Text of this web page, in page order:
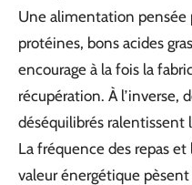
Une alimentation pensée
protéines, bons acides
encourage à la fois la
récupération. À l’inverse,
déséquilibrés ralentissent
La fréquence des repas
valeur énergétique